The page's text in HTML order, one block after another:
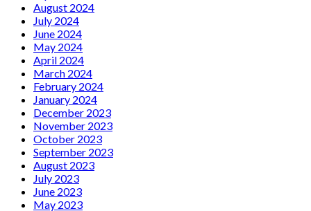
August 2024
July 2024
June 2024
May 2024
April 2024
March 2024
February 2024
January 2024
December 2023
November 2023
October 2023
September 2023
August 2023
July 2023
June 2023
May 2023